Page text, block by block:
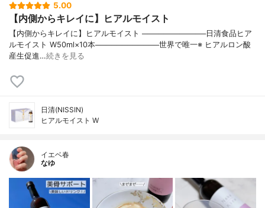
5.00
【内側からキレイに】ヒアルモイスト
【内側からキレイに】ヒアルモイスト ────────────日清食品ヒア
ルモイスト W50ml×10本────────────世界で唯一※ ヒアルロン酸
産生促進…続きを見る
日清(NISSIN)
ヒアルモイスト W
イエベ春
なゆ